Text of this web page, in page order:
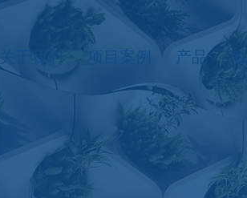
关于我们 项目案例 产品